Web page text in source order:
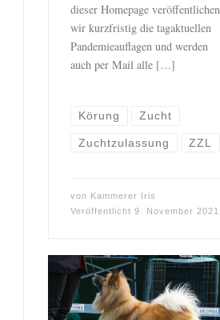
dieser Homepage veröffentlichen
wir kurzfristig die tagaktuellen
Pandemieauflagen und werden
auch per Mail alle […]
Körung Zucht
Zuchtzulassung ZZL
von Kammerer Iris
Veröffentlicht 9. November 2021